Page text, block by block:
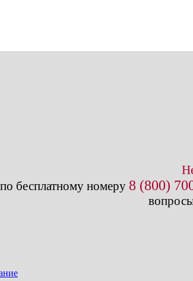
бесплатному номеру 8 (800)